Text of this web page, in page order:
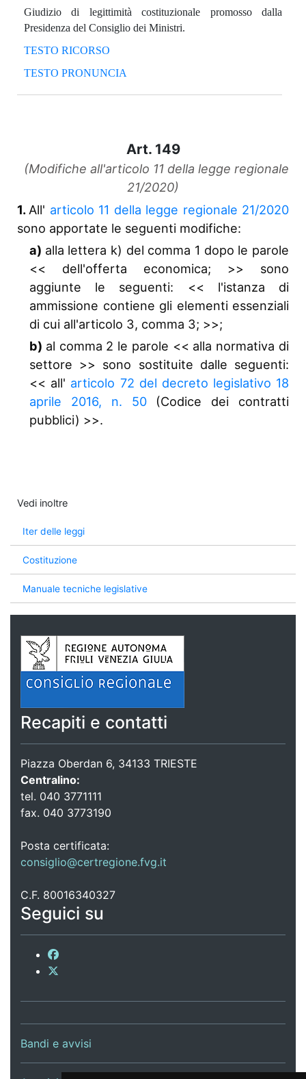
Giudizio di legittimità costituzionale promosso dalla
Presidenza del Consiglio dei Ministri.
TESTO RICORSO
TESTO PRONUNCIA
Art. 149
(Modifiche all'articolo 11 della legge regionale
21/2020)
1. All' articolo 11 della legge regionale 21/2020
sono apportate le seguenti modifiche:
a) alla lettera k) del comma 1 dopo le parole
<< dell'offerta economica; >> sono
aggiunte le seguenti: << l'istanza di
ammissione contiene gli elementi essenziali
di cui all'articolo 3, comma 3; >>;
b) al comma 2 le parole << alla normativa di
settore >> sono sostituite dalle seguenti:
<< all' articolo 72 del decreto legislativo 18
aprile 2016, n. 50(Codice dei contratti
pubblici) >>.
Vedi inoltre
Iter delle leggi
Costituzione
Manuale tecniche legislative
Recapiti e contatti
Piazza Oberdan 6, 34133 TRIESTE
Centralino:
tel. 040 3771111
fax. 040 3773190
Posta certificata:
consiglio@certregione.fvg.it
C.F. 80016340327
Seguici su
Bandi e avvisi